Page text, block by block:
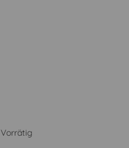
Vorrätig